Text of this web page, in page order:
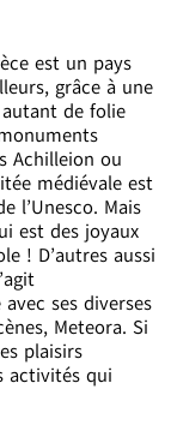
est un pays
grâce à une
de folie
Achilleion ou
médiévale est
l’Unesco. Mais
est des joyaux
! D’autres aussi
ses diverses
Meteora. Si
plaisirs
activités qui